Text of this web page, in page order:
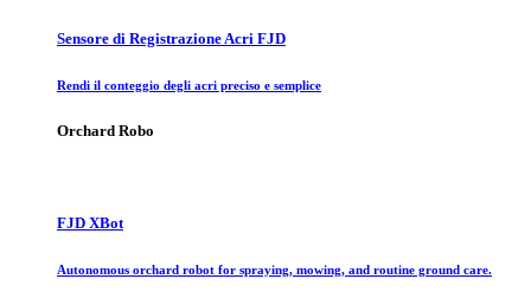
Sensore di Registrazione Acri FJD
Rendi il conteggio degli acri preciso e semplice
Orchard Robo
FJD XBot
Autonomous orchard robot for spraying, mowing, and routine ground care.